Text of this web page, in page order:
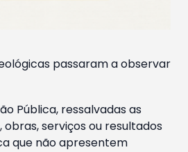
passaram a observar
Pública, ressalvadas as
serviços ou resultados
que não apresentem